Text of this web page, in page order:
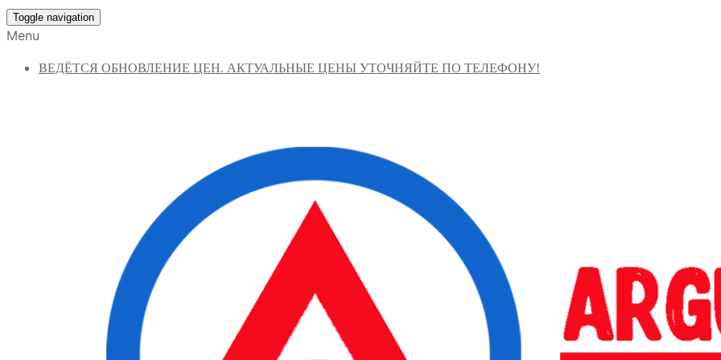
Toggle navigation
Menu
ВЕДЁТСЯ ОБНОВЛЕНИЕ ЦЕН. АКТУАЛЬНЫЕ ЦЕНЫ УТОЧНЯЙТЕ ПО ТЕЛЕФОНУ!